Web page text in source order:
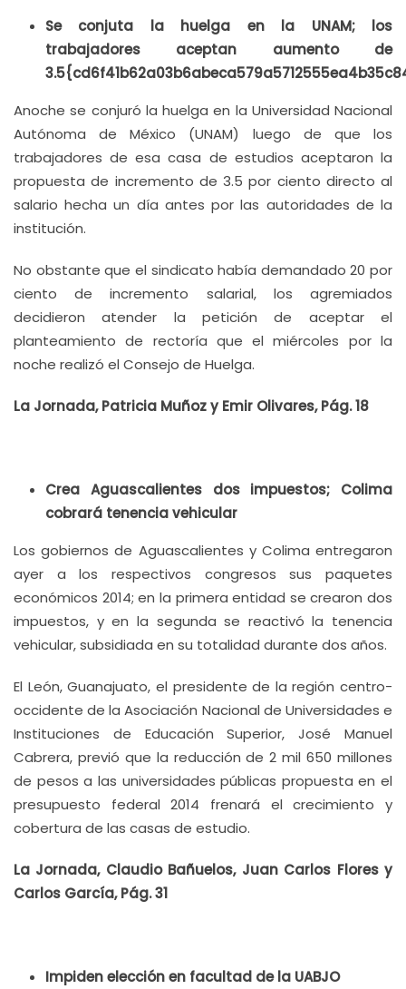
Se conjuta la huelga en la UNAM; los
trabajadores aceptan aumento de
Anoche se conjuró la huelga en la Universidad Nacional
Autónoma de México (UNAM) luego de que los
trabajadores de esa casa de estudios aceptaron la
propuesta de incremento de 3.5 por ciento directo al
salario hecha un día antes por las autoridades de la
institución.
No obstante que el sindicato había demandado 20 por
ciento de incremento salarial, los agremiados
decidieron atender la petición de aceptar el
planteamiento de rectoría que el miércoles por la
noche realizó el Consejo de Huelga.
La Jornada, Patricia Muñoz y Emir Olivares, Pág. 18
Crea Aguascalientes dos impuestos; Colima
cobrará tenencia vehicular
Los gobiernos de Aguascalientes y Colima entregaron
ayer a los respectivos congresos sus paquetes
económicos 2014; en la primera entidad se crearon dos
impuestos, y en la segunda se reactivó la tenencia
vehicular, subsidiada en su totalidad durante dos años.
El León, Guanajuato, el presidente de la región centro-
occidente de la Asociación Nacional de Universidades e
Instituciones de Educación Superior, José Manuel
Cabrera, previó que la reducción de 2 mil 650 millones
de pesos a las universidades públicas propuesta en el
presupuesto federal 2014 frenará el crecimiento y
cobertura de las casas de estudio.
La Jornada, Claudio Bañuelos, Juan Carlos Flores y
Carlos García, Pág. 31
Impiden elección en facultad de la UABJO